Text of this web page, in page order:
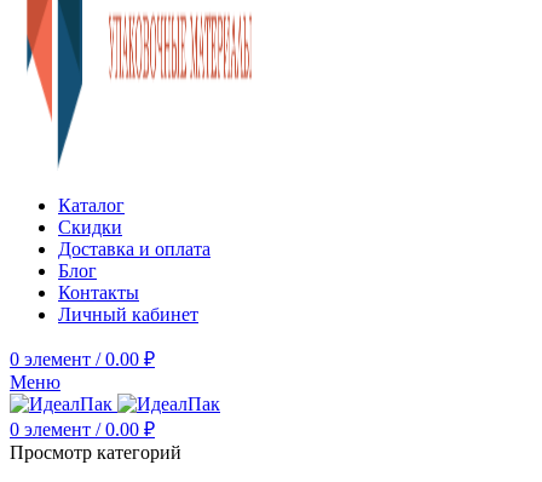
Каталог
Скидки
Доставка и оплата
Блог
Контакты
Личный кабинет
0 элемент / 0.00 ₽
Меню
0 элемент / 0.00 ₽
Просмотр категорий